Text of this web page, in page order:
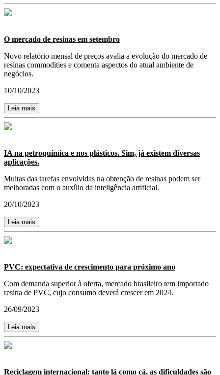
O mercado de resinas em setembro
Novo relatório mensal de preços avalia a evolução do mercado de
resinas commodities e comenta aspectos do atual ambiente de
negócios.
10/10/2023
Leia mais
IA na petroquímica e nos plásticos. Sim, já existem diversas
aplicações.
Muitas das tarefas envolvidas na obtenção de resinas podem ser
melhoradas com o auxílio da inteligência artificial.
20/10/2023
Leia mais
PVC: expectativa de crescimento para próximo ano
Com demanda superior à oferta, mercado brasileiro tem importado
resina de PVC, cujo consumo deverá crescer em 2024.
26/09/2023
Leia mais
Reciclagem internacional: tanto lá como cá, as dificuldades são